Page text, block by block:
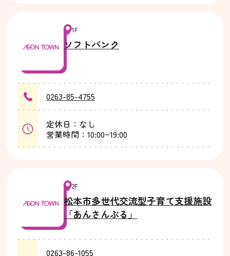
1F
ソフトバンク
0263-85-4755
定休日：なし
営業時間：10:00~19:00
2F
松本市多世代交流型子育て支援施設
「あんさんぶる」
0263-86-1055